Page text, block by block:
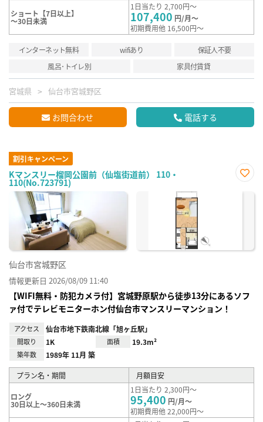
ショート【7日以上】
～30日未満
1日当たり 2,700円～
107,400 円/月～
初期費用他 16,500円～
インターネット無料 wifiあり
保証人不要
風呂･トイレ別
家具付賃貸
宮城県 仙台市宮城野区
お問合わせ 電話する
割引キャンペーン
Kマンスリー榴岡公園前（仙塩街道前） 110・
110(No.723791)
に入
仙台市宮城野区
情報更新日 2026/08/09 11:40
【WIFI無料・防犯カメラ付】宮城野原駅から徒歩13分にあるソフ
ァ付でテレビモニターホン付仙台市マンスリーマンション！
アクセス 仙台市地下鉄南北線「旭ヶ丘駅」
間取り 1K 面積 19.3m²
築年数 1989年 11月 築
プラン名・期間 月額目安
ロング
30日以上～360日未満
1日当たり 2,300円～
95,400 円/月～
初期費用他 22,000円～